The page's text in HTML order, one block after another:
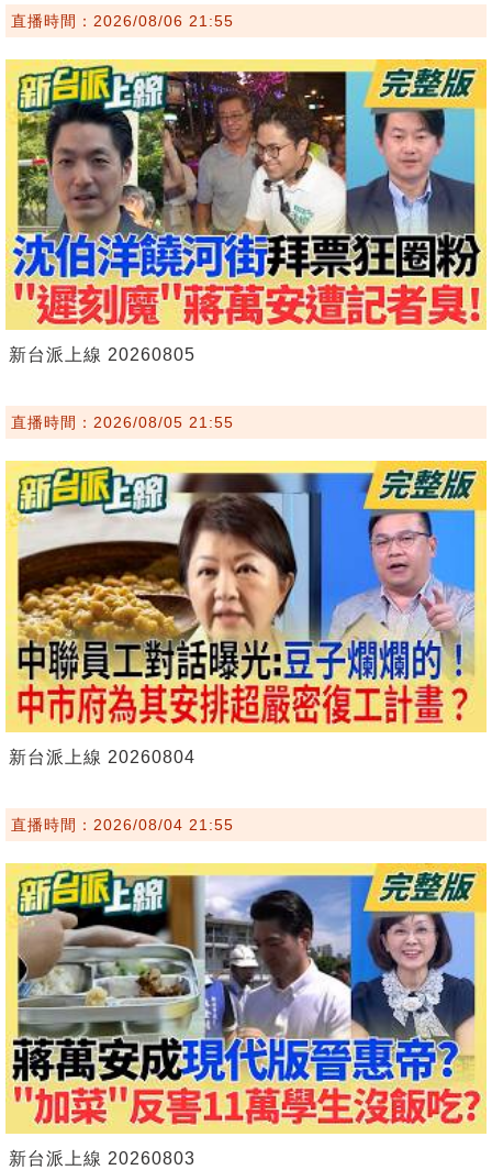
直播時間：2026/08/06 21:55
新台派上線 20260805
直播時間：2026/08/05 21:55
新台派上線 20260804
直播時間：2026/08/04 21:55
新台派上線 20260803